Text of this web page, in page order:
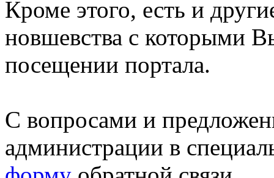
Кроме этого, есть и
новшевства с которыми
посещении портала.
С вопросами и
администрации в